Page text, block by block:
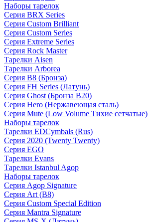
Наборы тарелок
Серия BRX Series
Серия Custom Brilliant
Серия Custom Series
Серия Extreme Series
Серия Rock Master
Тарелки Aisen
Тарелки Arborea
Серия B8 (Бронза)
Серия FH Series (Латунь)
Серия Ghost (Бронза B20)
Серия Hero (Нержавеющая сталь)
Серия Mute (Low Volume Тихие сетчатые)
Наборы тарелок
Тарелки EDCymbals (Rus)
Серия 2020 (Twenty Twenty)
Серия EGO
Тарелки Evans
Тарелки Istanbul Agop
Наборы тарелок
Серия Agop Signature
Серия Art (B8)
Серия Custom Special Edition
Серия Mantra Signature